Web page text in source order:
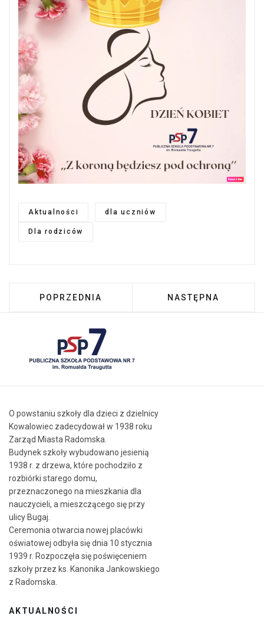
Aktualności dla uczniów
Dla rodziców
POPRZEDNIA STRONA: ZBIÓRKA NA RZECZ
POPRZEDNIA NASTĘPNA
NASTĘPNA
O powstaniu szkoły dla dzieci z dzielnicy
Kowalowiec zadecydował w 1938 roku
Zarząd Miasta Radomska.
Budynek szkoły wybudowano jesienią
1938 r. z drzewa, które pochodziło z
rozbiórki starego domu,
przeznaczonego na mieszkania dla
nauczycieli, a mieszczącego się przy
ulicy Bugaj.
Ceremonia otwarcia nowej placówki
oświatowej odbyła się dnia 10 stycznia
1939 r. Rozpoczęła się poświęceniem
szkoły przez ks. Kanonika Jankowskiego
z Radomska.
AKTUALNOŚCI